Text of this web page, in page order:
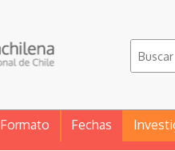
Formato Fechas